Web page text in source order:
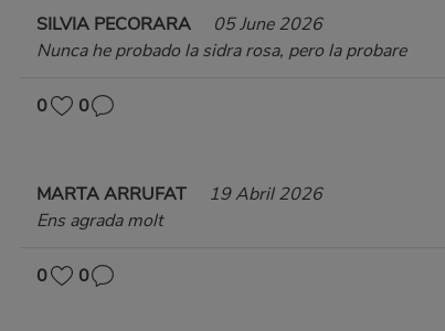
SILVIA PECORARA
05 June 2026
Nunca he probado la sidra rosa, pero la probare
0 0
MARTA ARRUFAT
19 Abril 2026
Ens agrada molt
0 0